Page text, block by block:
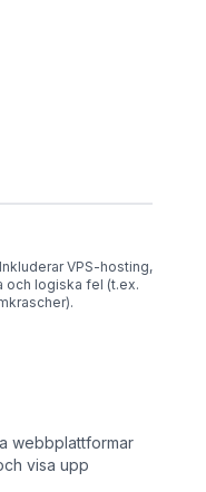
VPS-hosting,
och logiska fel (t.ex.
webbplattformar
visa upp